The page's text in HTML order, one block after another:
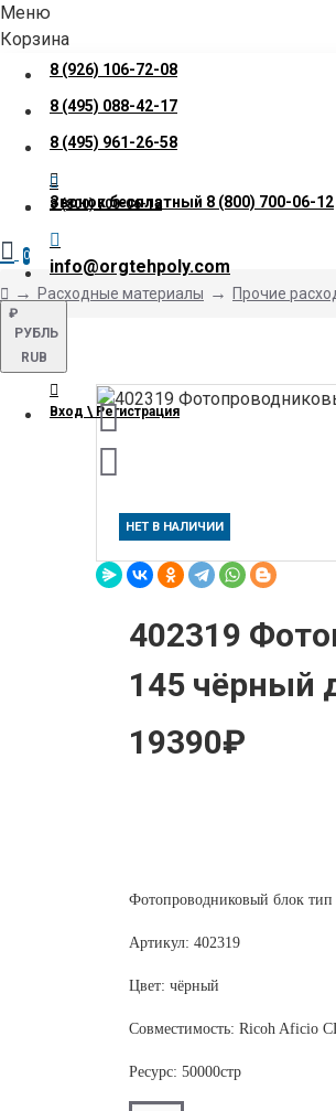
Меню
Корзина
8 (926) 106-72-08
8 (495) 088-42-17
8 (495) 961-26-58
Звонок бесплатный 8 (800) 700-06-12
info@orgtehpoly.com
₽
РУБЛЬ
RUB
Вход \ Регистрация
8 (800) 700-06-12
0
Расходные материалы Прочие
НЕТ В НАЛИЧИИ
402319
145 чёрный
19390₽
Фотопроводниковый блок
Артикул: 402319
Цвет: чёрный
Совместимость: Ricoh Aficio
Ресурс: 50000стр